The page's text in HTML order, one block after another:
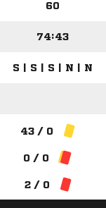
60
74:43
S | S | S | N | N
43 / 0
0 / 0
2 / 0